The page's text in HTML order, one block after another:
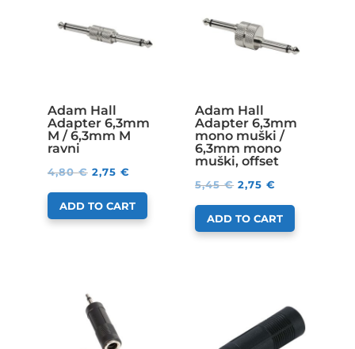
Adam Hall
Adapter 6,3mm
M / 6,3mm M
ravni
4,80€ 2,75 €
ADD TO CART
Adam Hall
Adapter 6,3mm
mono muški /
6,3mm mono
muški, offset
5,45€ 2,75€
ADD TO CART